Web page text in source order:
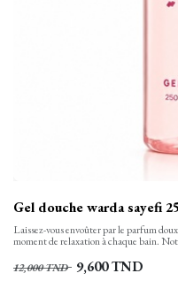
Gel douche warda sayefi
Laissez-vous envoûter par le parfum
moment de relaxation à chaque bain.
tout en finesse et la laisse propre,
aux notes florales se transforme en une
12,000TND 9,600TND